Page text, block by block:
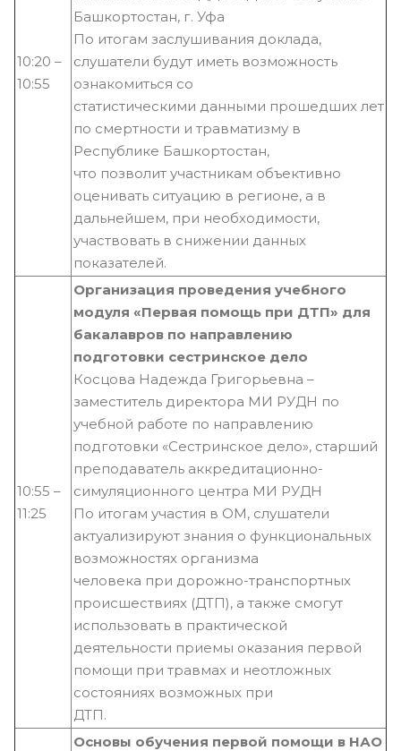
10:20 –
10:55
Башкортостан, г. Уфа
По итогам заслушивания доклада,
слушатели будут иметь возможность
ознакомиться со
статистическими данными прошедших лет
по смертности и травматизму в
Республике Башкортостан,
что позволит участникам объективно
оценивать ситуацию в регионе, а в
дальнейшем, при необходимости,
участвовать в снижении данных
показателей.
10:55 –
11:25
Организация проведения учебного
модуля «Первая помощь при ДТП» для
бакалавров по направлению
подготовки сестринское дело
Косцова Надежда Григорьевна –
заместитель директора МИ РУДН по
учебной работе по направлению
подготовки «Сестринское дело», старший
преподаватель аккредитационно-
симуляционного центра МИ РУДН
По итогам участия в ОМ, слушатели
актуализируют знания о функциональных
возможностях организма
человека при дорожно-транспортных
происшествиях (ДТП), а также смогут
использовать в практической
деятельности приемы оказания первой
помощи при травмах и неотложных
состояниях возможных при
ДТП.
Основы обучения первой помощи в НАО